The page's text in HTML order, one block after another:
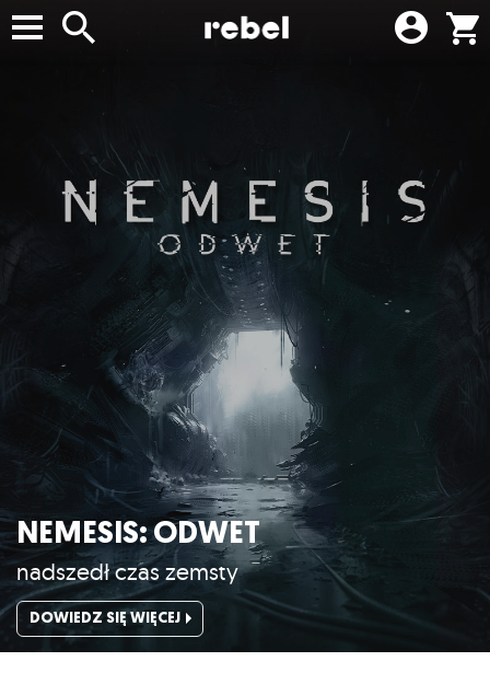
NEMESIS: ODWET
nadszedł czas zemsty
DOWIEDZ SIĘ WIĘCEJ